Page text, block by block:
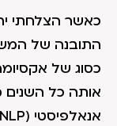
כאשר הצלחתי
התובנה של
כסוג של
אותה כל השנים
אנאלפיסטי (NLP ) קצר ומדויק ואני שמחה לספר לכם